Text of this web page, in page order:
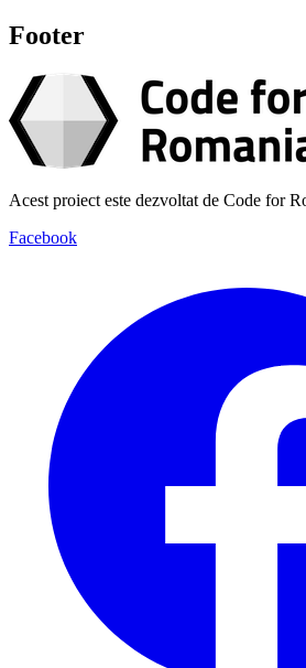
Footer
Acest proiect este dezvoltat de Code for
Facebook